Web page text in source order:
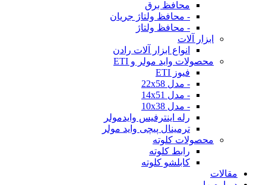
محافظ برق
- محافظ ولتاژ جریان
- محافظ ولتاژ
ابزار آلات
انواع ابزار آلات رادن
محصولات واید مولر و ETI
فیوز ETI
- مدل 22x58
- مدل 14x51
- مدل 10x38
رله اینترفیس وایدمولر
ترمینال پیچی واید مولر
محصولات کلوته
رابط کلوته
کابلشو کلوته
مقالات